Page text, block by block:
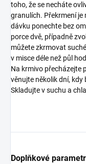
toho, že se necháte
granulích. Překrmení je
dávku ponechte bez
porce dvě, případně
můžete zkrmovat
v misce déle než půl
Na krmivo přecházejte
věnujte několik dní,
Skladujte v suchu a
Doplňkové